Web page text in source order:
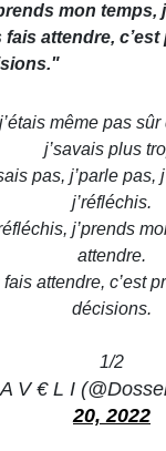
mon temps,
fais attendre,
même pas
j’savais plus
pas, j’parle pas,
j’réfléchis.
j’prends
attendre.
fais attendre, c’est
décisions.
1/2
V € L I
20, 2022